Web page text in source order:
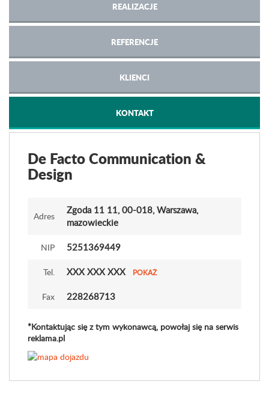
REALIZACJE
REFERENCJE
KLIENCI
KONTAKT
De Facto Communication &
Design
Adres
Zgoda 11 11, 00-018, Warszawa,
mazowieckie
NIP 5251369449
Tel. XXX XXX XXX POKAŻ
Fax 228268713
*Kontaktując się z tym wykonawcą, powołaj się na serwis
reklama.pl